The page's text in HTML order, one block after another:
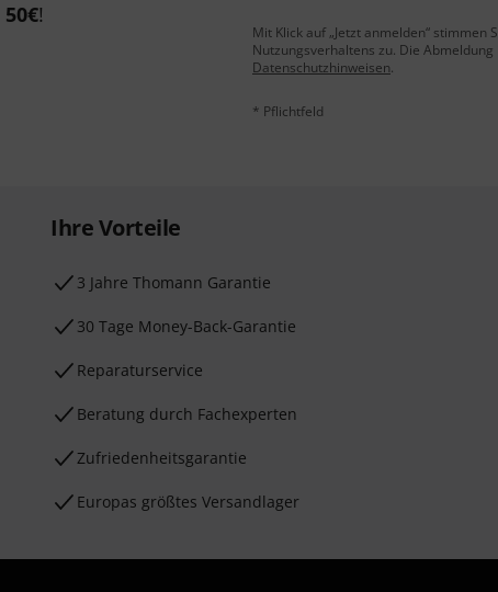
50€!
Mit Klick auf „Jetzt anmelden“
Nutzungsverhaltens zu. Die
Datenschutzhinweisen.
* Pflichtfeld
Ihre Vorteile
3 Jahre Thomann Garantie
30 Tage Money-Back-Garantie
Reparaturservice
Beratung durch Fachexperten
Zufriedenheitsgarantie
Europas größtes Versandlager